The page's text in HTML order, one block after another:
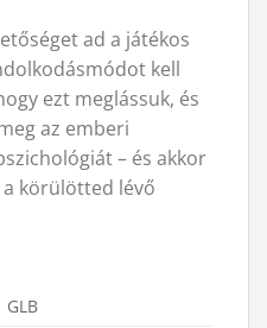
ad a játékos
kell
ezt meglássuk, és
az emberi
– és akkor
körülötted lévő
GLB